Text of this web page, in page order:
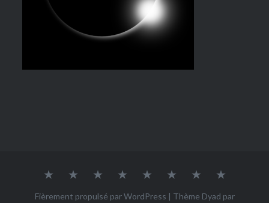
AGENCE
RELATIONS
QUI
NOUS
NOS
NOS
À
NOS
À
CONTACT
PARMI
NEWS
Fièrement propulsé par WordPress | Thème Dyad par